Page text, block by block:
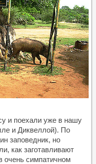
и поехали уже в нашу
и Диквеллой). По
заповедник, но
как заготавливают
очень симпатичном